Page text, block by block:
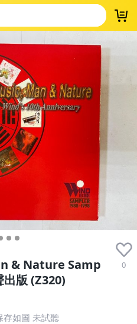
& Nature Samp
版 (Z320)
0
存如圖 未試聽